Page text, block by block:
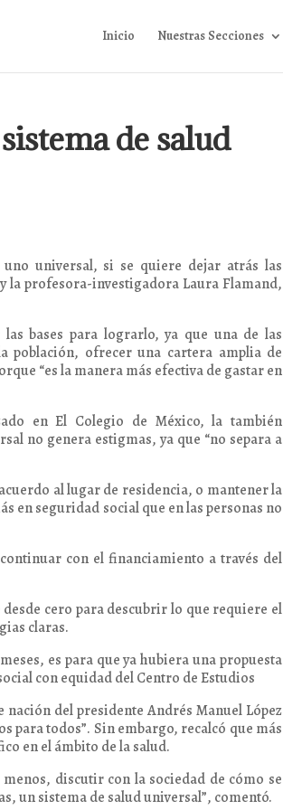
Inicio Nuestras Secciones
de salud
universal, si se quiere dejar atrás las
la profesora-investigadora Laura Flamand,
bases para lograrlo, ya que una de las
población, ofrecer una cartera amplia de
“es la manera más efectiva de gastar en
en El Colegio de México, la también
no genera estigmas, ya que “no separa a
al lugar de residencia, o mantener la
en seguridad social que en las personas no
con el financiamiento a través del
cero para descubrir lo que requiere el
claras.
es para que ya hubiera una propuesta
con equidad del Centro de Estudios
nación del presidente Andrés Manuel López
para todos”. Sin embargo, recalcó que más
en el ámbito de la salud.
discutir con la sociedad de cómo se
un sistema de salud universal”, comentó.